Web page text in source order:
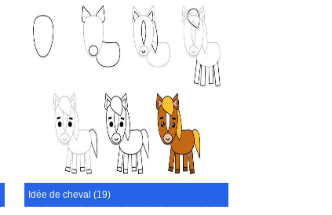
Idée de cheval (19)